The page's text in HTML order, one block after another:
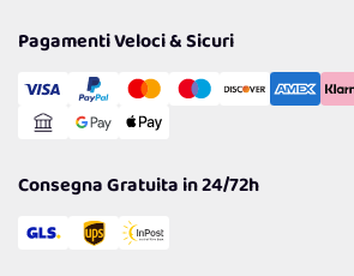
Cookie Policy
Gestisci Cookie
Reso Facile e Veloce
Pagamenti Veloci & Sicuri
Consegna Gratuita in 24/72h